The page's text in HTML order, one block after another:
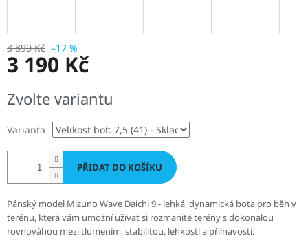
3 890 Kč –17 %
3 190 Kč
cena:
Zvolte variantu
Varianta
PŘIDAT DO KOŠÍKU
Pánský model Mizuno Wave Daichi 9 - lehká, dynamická bota pro běh v
terénu, která vám umožní užívat si rozmanité terény s dokonalou
rovnováhou mezi tlumením, stabilitou, lehkostí a přilnavostí.